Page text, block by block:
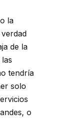
la
de la
tendría
solo
o